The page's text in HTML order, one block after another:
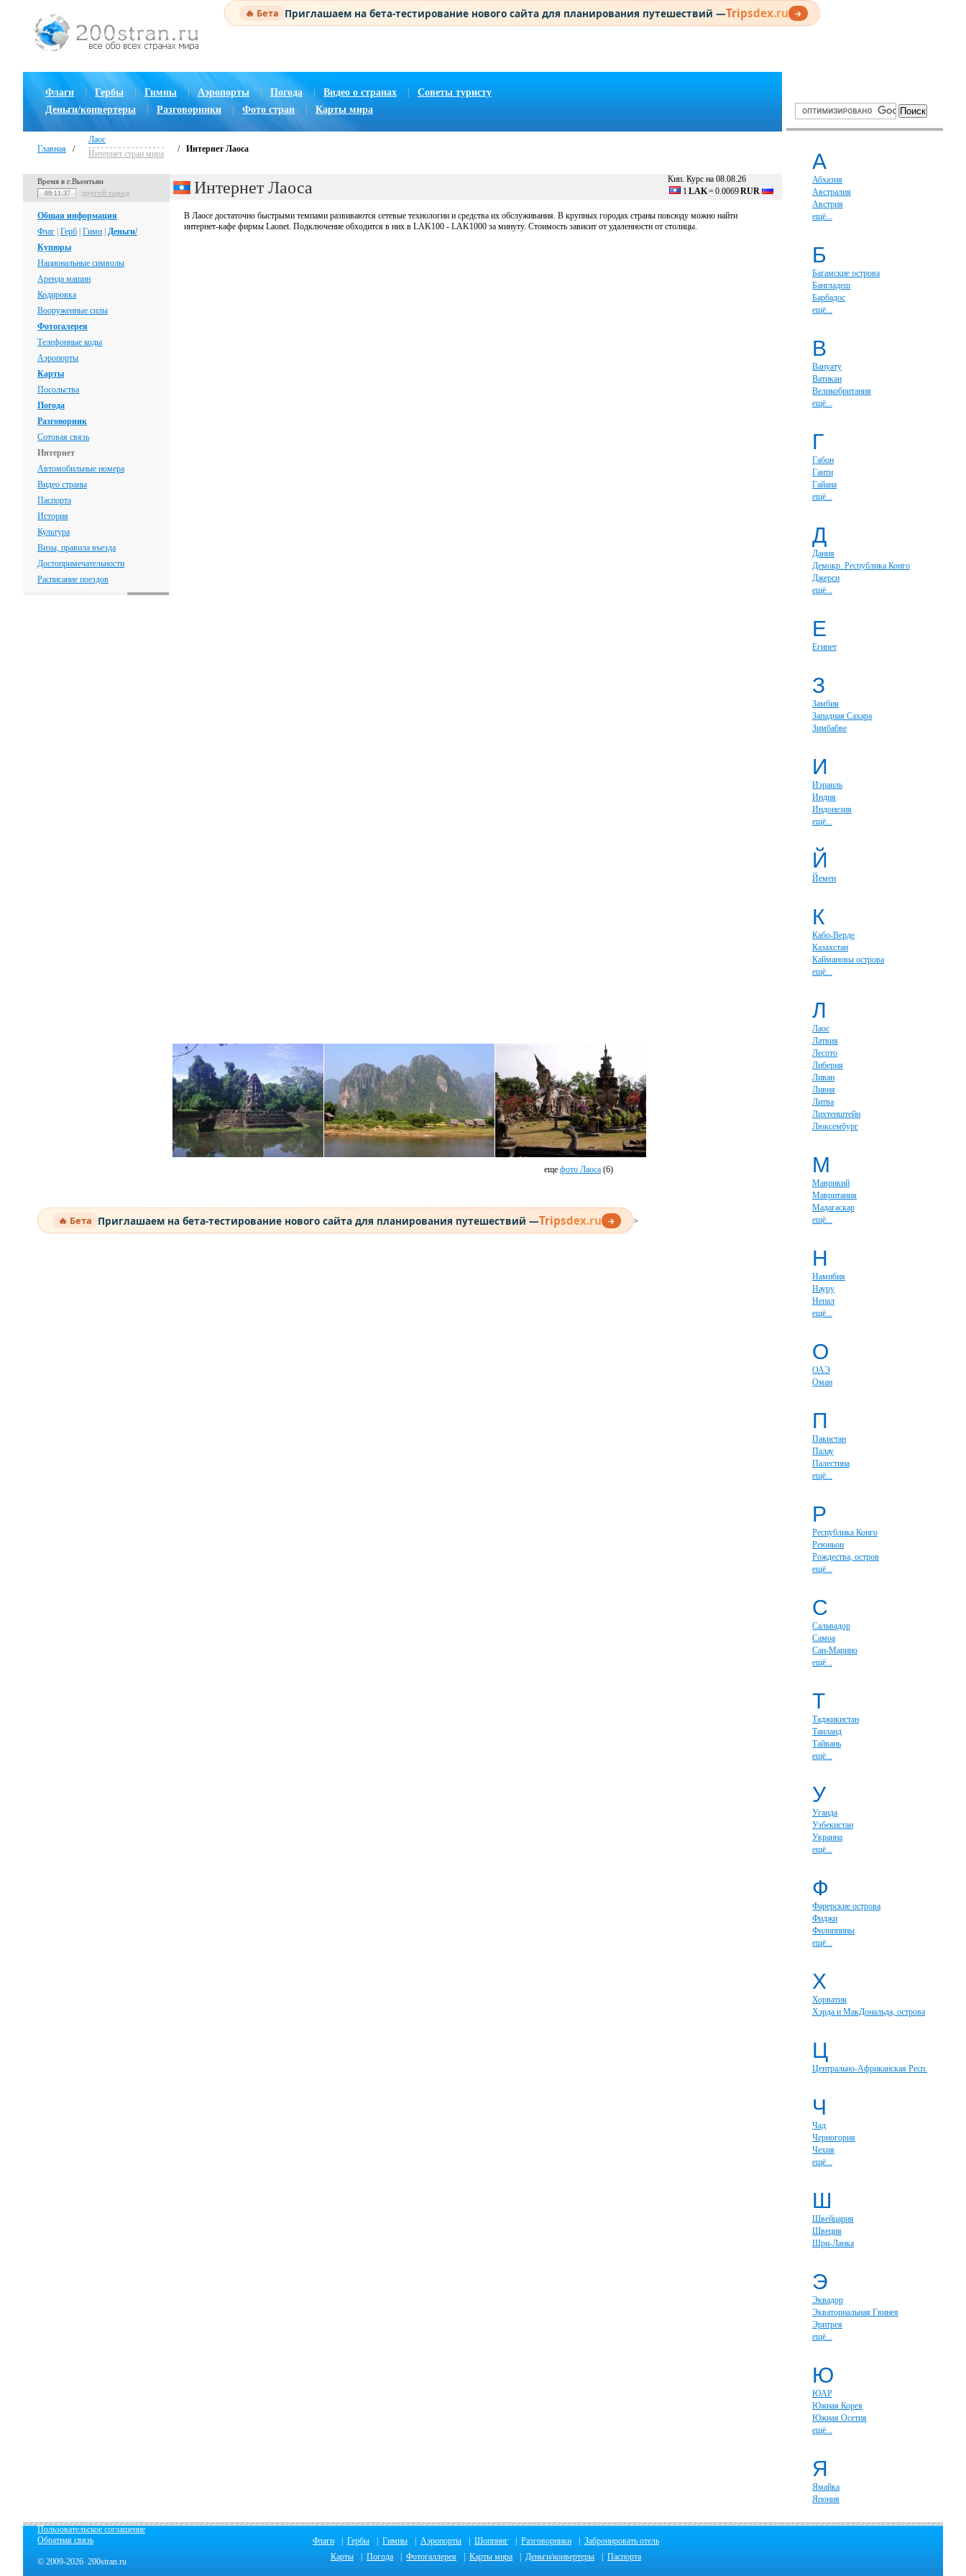
🔥 Бета Приглашаем на бета-тестирование нового сайта для планирования путешествий —Tripsdex.ru →
Флаги Гербы Гимны | Аэропорты Погода | Видео о странах
Советы туристу
Деньги/конвертеры
Разговорники Фото стран Карты мира
Главная /
Лаос
Интернет стран мира
/ Интернет Лаоса
Время в г.Вьентьян
09:11:38 другой город
Общая информация
Флаг Герб Гимн Деньги/
Купюры
Национальные символы
Аренда машин
Кодировка
Вооруженные силы
Фотогалерея
Телефонные коды
Аэропорты
Карты
Посольства
Погода
Разговорник
Сотовая связь
Интернет
Автомобильные номера
Видео страны
Паспорта
История
Культура
Визы, правила въезда
Достопримечательности
Расписание поездов
Кип. Курс на 08.08.26
1 LAK=0.0069RUR
Интернет Лаоса
В Лаосе достаточно быстрыми темпами развиваются сетевые технологии и средства их обслуживания. В крупных городах страны повсюду можно найти
интернет-кафе фирмы Laonet. Подключение обходится в них в LAK100 - LAK1000 за минуту. Стоимость зависит от удаленности от столицы.
еще фото Лаоса (6)
🔥 Бета Приглашаем на бета-тестирование нового сайта для планирования путешествий —Tripsdex.ru → >
А
Абхазия
Австралия
Австрия
ещё...
Б
Багамские острова
Бангладеш
Барбадос
ещё...
В
Вануату
Ватикан
Великобритания
ещё...
Г
Габон
Гаити
Гайана
ещё...
Д
Дания
Демокр. Республика Конго
Джерси
ещё...
Е
Египет
З
Замбия
Западная Сахара
Зимбабве
И
Израиль
Индия
Индонезия
ещё...
Й
Йемен
К
Кабо-Верде
Казахстан
Каймановы острова
ещё...
Л
Лаос
Латвия
Лесото
Либерия
Ливан
Ливия
Литва
Лихтенштейн
Люксембург
М
Маврикий
Мавритания
Мадагаскар
ещё...
Н
Намибия
Науру
Непал
ещё...
О
ОАЭ
Оман
П
Пакистан
Палау
Палестина
ещё...
Р
Республика Конго
Реюньон
Рождества, остров
ещё...
С
Сальвадор
Самоа
Сан-Марино
ещё...
Т
Таджикистан
Таиланд
Тайвань
ещё...
У
Уганда
Узбекистан
Украина
ещё...
Ф
Фарерские острова
Фиджи
Филиппины
ещё...
Х
Хорватия
Хэрда и МакДональда, острова
Ц
Центрально-Африканская Респ.
Ч
Чад
Черногория
Чехия
ещё...
Ш
Швейцария
Швеция
Шри-Ланка
Э
Эквадор
Экваториальная Гвинея
Эритрея
ещё...
Ю
ЮАР
Южная Корея
Южная Осетия
ещё...
Я
Ямайка
Япония
Пользовательское соглашение
Обратная связь
© 2009-2026 200stran.ru
Флаги Гербы Гимны Аэропорты Шоппинг Разговорники
Забронировать отель
Карты
Погода Фотогаллерея Карты мира Деньги/конвертеры Паспорта